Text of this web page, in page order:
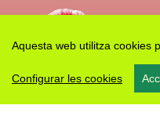
Aquesta web utilitza cookies
Configurar les cookies